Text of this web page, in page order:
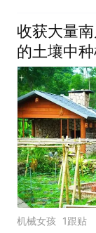
收获大量
的土壤中
机械女孩 1跟贴